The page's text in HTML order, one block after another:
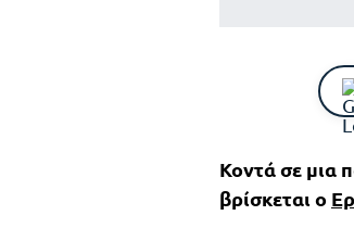
Κοντά σε μια
βρίσκεται ο